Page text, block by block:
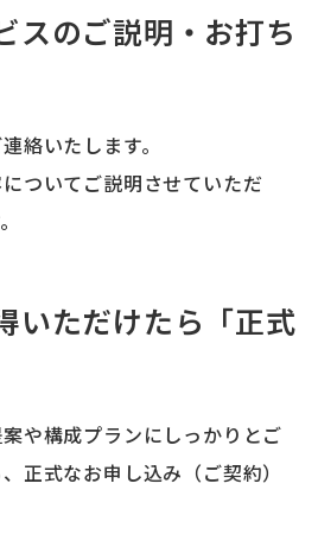
のご説明・お打ち
絡いたします。
ついてご説明させていただ
ただけたら「正式
や構成プランにしっかりとご
正式なお申し込み（ご契約）